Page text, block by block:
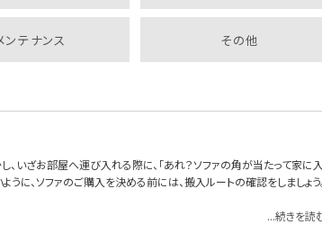
ンテナンス その他
いざお部屋へ運び入れる際に、「あれ？ソファの角が当たって家に入
うに、ソファのご購入を決める前には、搬入ルートの確認をしましょう
...続きを読